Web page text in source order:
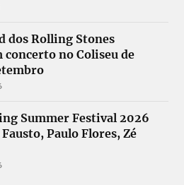
dos Rolling Stones
concerto no Coliseu de
Summer Festival 2026
Paulo Flores, Zé